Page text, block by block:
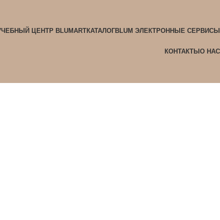
ЦЕНТР BLUMARTКАТАЛОГBLUM ЭЛЕКТРОННЫЕ СЕРВИСЫ
КОНТАКТЫ О НАС